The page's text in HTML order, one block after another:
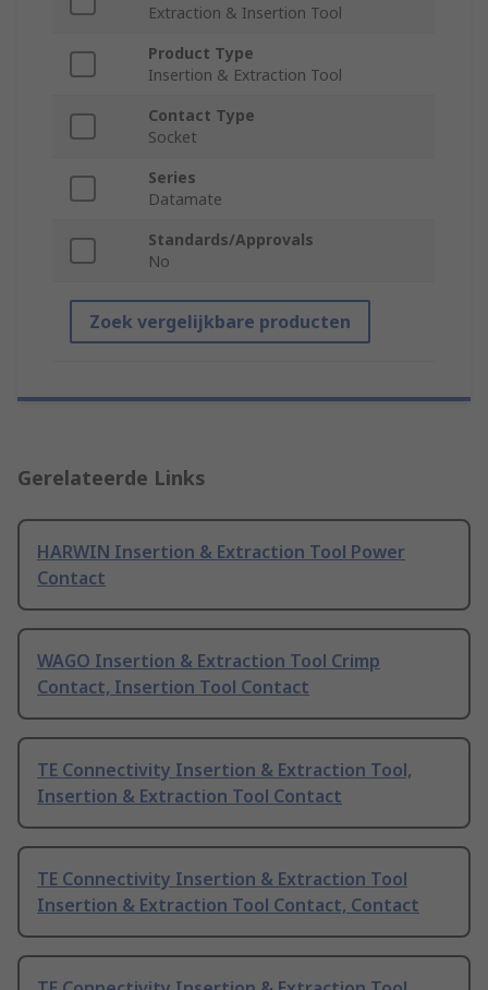
Extraction & Insertion Tool
Product Type
Insertion & Extraction Tool
Contact Type
Socket
Series
Datamate
Standards/Approvals
No
Zoek vergelijkbare producten
Gerelateerde Links
HARWIN Insertion & Extraction Tool Power
Contact
WAGO Insertion & Extraction Tool Crimp
Contact, Insertion Tool Contact
TE Connectivity Insertion & Extraction Tool,
Insertion & Extraction Tool Contact
TE Connectivity Insertion & Extraction Tool
Insertion & Extraction Tool Contact, Contact